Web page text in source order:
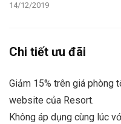
14/12/2019
Chi tiết ưu đãi
Giảm 15% trên giá phòng
website của Resort.
Không áp dụng cùng lúc